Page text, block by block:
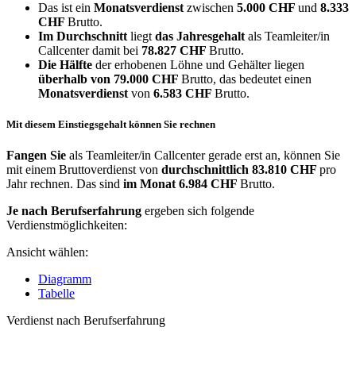
Das ist ein Monatsverdienst zwischen 5.000 CHF und 8.333
CHF Brutto.
Im Durchschnitt liegt das Jahresgehalt als Teamleiter/in
Callcenter damit bei 78.827 CHF Brutto.
Die Hälfte der erhobenen Löhne und Gehälter liegen
überhalb von 79.000 CHF Brutto, das bedeutet einen
Monatsverdienst von 6.583 CHF Brutto.
Mit diesem Einstiegsgehalt können Sie rechnen
Fangen Sie als Teamleiter/in Callcenter gerade erst an, können Sie
mit einem Bruttoverdienst von durchschnittlich 83.810 CHF pro
Jahr rechnen. Das sind im Monat 6.984 CHF Brutto.
Je nach Berufserfahrung ergeben sich folgende
Verdienstmöglichkeiten:
Ansicht wählen:
Diagramm
Tabelle
Verdienst nach Berufserfahrung